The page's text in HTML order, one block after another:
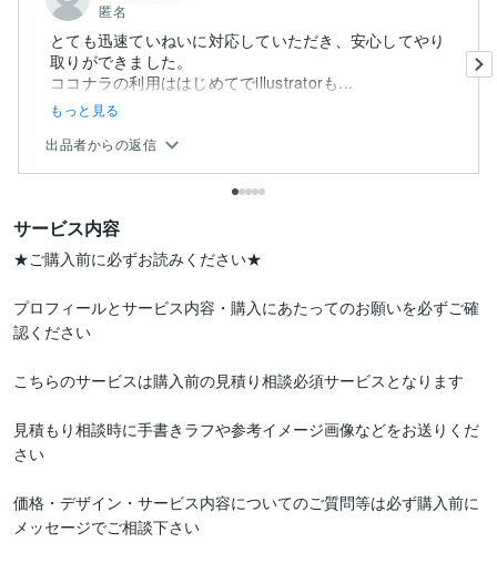
匿名
とても迅速ていねいに対応していただき、安心してやり
取りができました。
ココナラの利用ははじめてでillustratorも...
もっと見る
出品者からの返信
サービス内容
★ご購入前に必ずお読みください★
プロフィールとサービス内容・購入にあたってのお願いを必ずご確
認ください
こちらのサービスは購入前の見積り相談必須サービスとなります
見積もり相談時に手書きラフや参考イメージ画像などをお送りくだ
さい
価格・デザイン・サービス内容についてのご質問等は必ず購入前に
メッセージでご相談下さい